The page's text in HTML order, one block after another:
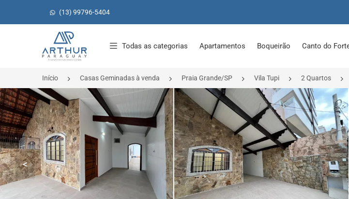
(13) 99796-5404
Página inicial
Todas as categorias Apartamentos Boqueirão Canto do
Início Casas Geminadas à venda Praia Grande/SP Vila Tupi 2 Quartos
<